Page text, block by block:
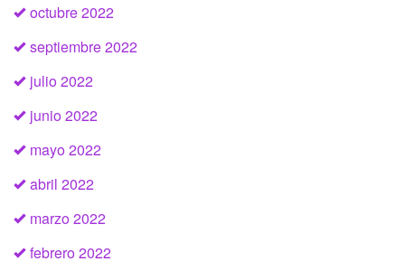
octubre 2022
septiembre 2022
julio 2022
junio 2022
mayo 2022
abril 2022
marzo 2022
febrero 2022